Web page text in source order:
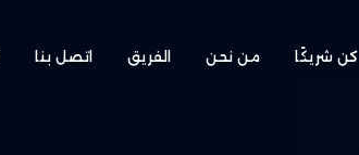
كن شريكًا من نحن الفريق اتصل بنا